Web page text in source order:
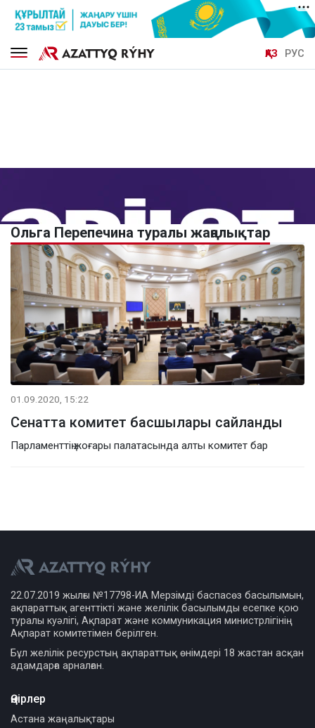
ҚАЗ РУС
Ольга Перепечина туралы жаңалықтар
01.09.2020, 15:22
Сенатта комитет басшылары сайланды
Парламенттің жоғары палатасында алты комитет бар
22.07.2019 жылғы №17798-ИА Мерзімді баспасөз басылымын,
ақпараттық агенттікті және желілік басылымды есепке қою
туралы куәлігі, Ақпарат және коммуникация министрлігінің
Ақпарат комитетімен берілген.
Бұл желілік ресурстың ақпараттық өнімдері 18 жастан асқан
адамдарға арналған.
Өңірлер
Астана жаңалықтары